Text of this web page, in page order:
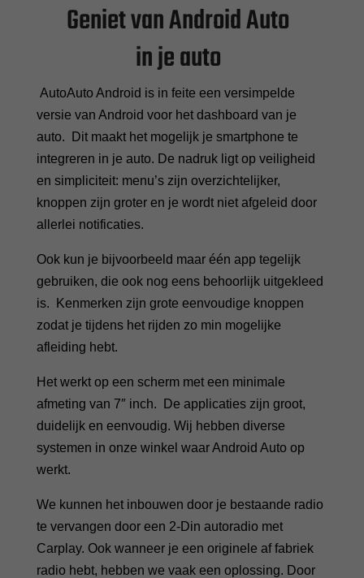
Geniet van Android Auto
in je auto
AutoAuto Android is in feite een versimpelde
versie van Android voor het dashboard van je
auto. Dit maakt het mogelijk je smartphone te
integreren in je auto. De nadruk ligt op veiligheid
en simpliciteit: menu’s zijn overzichtelijker,
knoppen zijn groter en je wordt niet afgeleid door
allerlei notificaties.
Ook kun je bijvoorbeeld maar één app tegelijk
gebruiken, die ook nog eens behoorlijk uitgekleed
is. Kenmerken zijn grote eenvoudige knoppen
zodat je tijdens het rijden zo min mogelijke
afleiding hebt.
Het werkt op een scherm met een minimale
afmeting van 7″ inch. De applicaties zijn groot,
duidelijk en eenvoudig. Wij hebben diverse
systemen in onze winkel waar Android Auto op
werkt.
We kunnen het inbouwen door je bestaande radio
te vervangen door een 2-Din autoradio met
Carplay. Ook wanneer je een originele af fabriek
radio hebt, hebben we vaak een oplossing. Door